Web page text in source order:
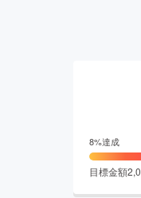
8%達成
目標金額